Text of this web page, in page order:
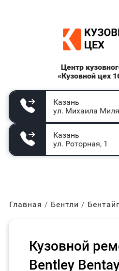
Центр
«Кузовной цех
Казань
ул. Михаила
Казань
ул. Роторная, 1
Главная Бентли
Кузовной
Bentley